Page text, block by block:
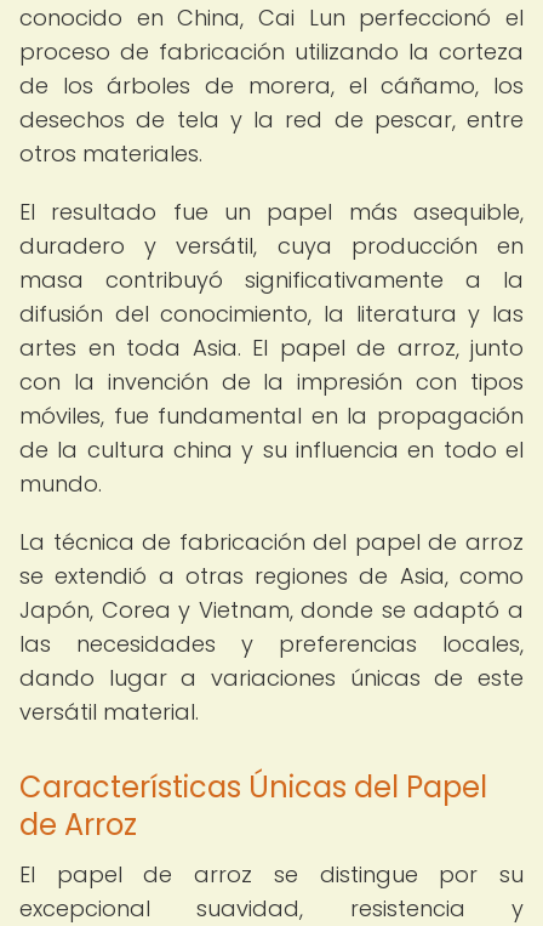
conocido en China, Cai Lun perfeccionó el
proceso de fabricación utilizando la corteza
de los árboles de morera, el cáñamo, los
desechos de tela y la red de pescar, entre
otros materiales.
El resultado fue un papel más asequible,
duradero y versátil, cuya producción en
masa contribuyó significativamente a la
difusión del conocimiento, la literatura y las
artes en toda Asia. El papel de arroz, junto
con la invención de la impresión con tipos
móviles, fue fundamental en la propagación
de la cultura china y su influencia en todo el
mundo.
La técnica de fabricación del papel de arroz
se extendió a otras regiones de Asia, como
Japón, Corea y Vietnam, donde se adaptó a
las necesidades y preferencias locales,
dando lugar a variaciones únicas de este
versátil material.
Características Únicas del Papel
de Arroz
El papel de arroz se distingue por su
excepcional suavidad, resistencia y